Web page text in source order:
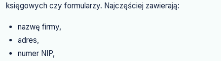
księgowych czy formularzy. Najczęściej zawierają:
nazwę firmy,
adres,
numer NIP,